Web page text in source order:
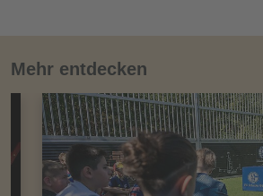
Mehr entdecken